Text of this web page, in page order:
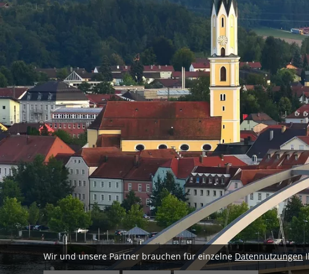
Wir und unsere Partner brauchen für einzelne Datennutzungen